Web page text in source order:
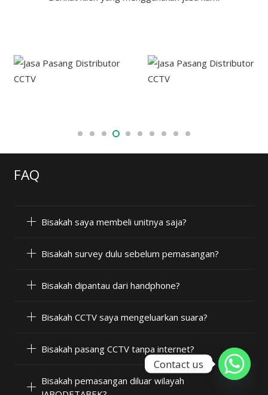
FAQ
Bisakah saya membeli unitnya saja?
Bisakah survey dulu sebelum pemasangan?
Bisakah dipantau dari handphone?
Bisakah CCTV saya mengeluarkan suara?
Bisakah pasang CCTV tanpa internet?
Bisakah pemasangan diluar wilayah
Contact us